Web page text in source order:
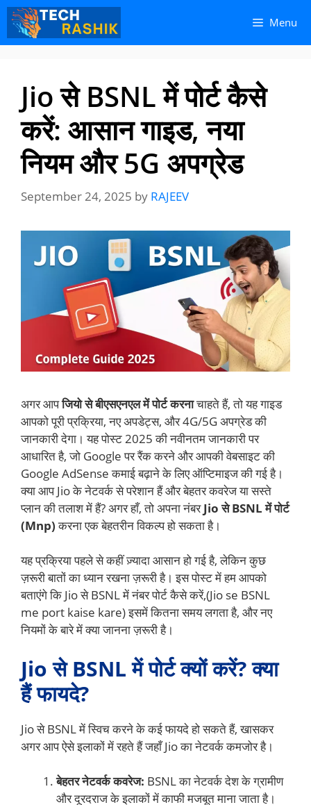
Skip
content
Skip
content
Menu
Jio से BSNL में पोर्ट कैसे
करें: आसान गाइड, नया
नियम और 5G अपग्रेड
September 24, 2025 by RAJEEV
अगर आपजियो से बीएसएनएल में पोर्ट करनाचाहते हैं, तो यह गाइड
आपको पूरी प्रक्रिया, नए अपडेट्स, और 4G/5G अपग्रेड की
जानकारी देगा। यह पोस्ट 2025 की नवीनतम जानकारी पर
आधारित है, जो Google पर रैंक करने और आपकी वेबसाइट की
Google AdSense कमाई बढ़ाने के लिए ऑप्टिमाइज की गई है।
क्या आप Jio के नेटवर्क से परेशान हैं और बेहतर कवरेज या सस्ते
प्लान की तलाश में हैं? अगर हाँ, तो अपना नंबरJio से BSNL में पोर्ट
(Mnp)करना एक बेहतरीन विकल्प हो सकता है।
यह प्रक्रिया पहले से कहीं ज़्यादा आसान हो गई है, लेकिन कुछ
ज़रूरी बातों का ध्यान रखना ज़रूरी है। इस पोस्ट में हम आपको
बताएंगे कि Jio से BSNL में नंबर पोर्ट कैसे करें,(Jio se BSNL
me port kaise kare) इसमें कितना समय लगता है, और नए
नियमों के बारे में क्या जानना ज़रूरी है।
Jio से BSNL में पोर्ट क्यों करें? क्या
हैं फायदे?
Jio से BSNL में स्विच करने के कई फायदे हो सकते हैं, खासकर
अगर आप ऐसे इलाकों में रहते हैं जहाँ Jio का नेटवर्क कमजोर है।
बेहतर नेटवर्क कवरेज: BSNL का नेटवर्क देश के ग्रामीण
और दूरदराज के इलाकों में काफी मजबूत माना जाता है।